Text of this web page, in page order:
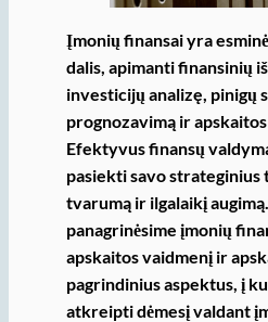
Įmonių finansai yra
dalis, apimanti finansinių
investicijų analizę, pinigų
prognozavimą ir
Efektyvus finansų
pasiekti savo
tvarumą ir ilgalaikį
panagrinėsime įmonių
apskaitos vaidmenį ir
pagrindinius aspektus, į
atkreipti dėmesį valdant